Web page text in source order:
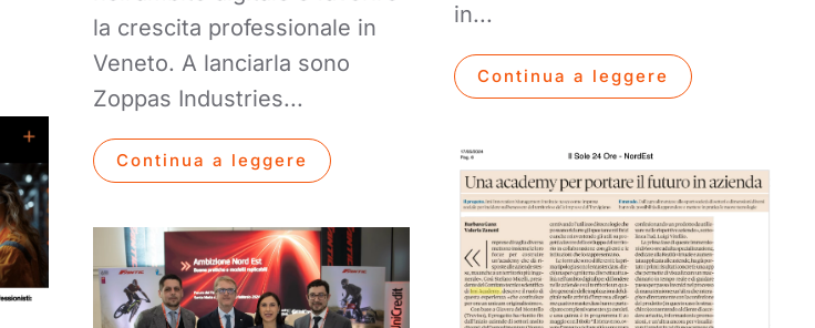
la crescita professionale in
Veneto. A lanciarla sono
Zoppas Industries...
Continua a leggere
in...
Continua a leggere